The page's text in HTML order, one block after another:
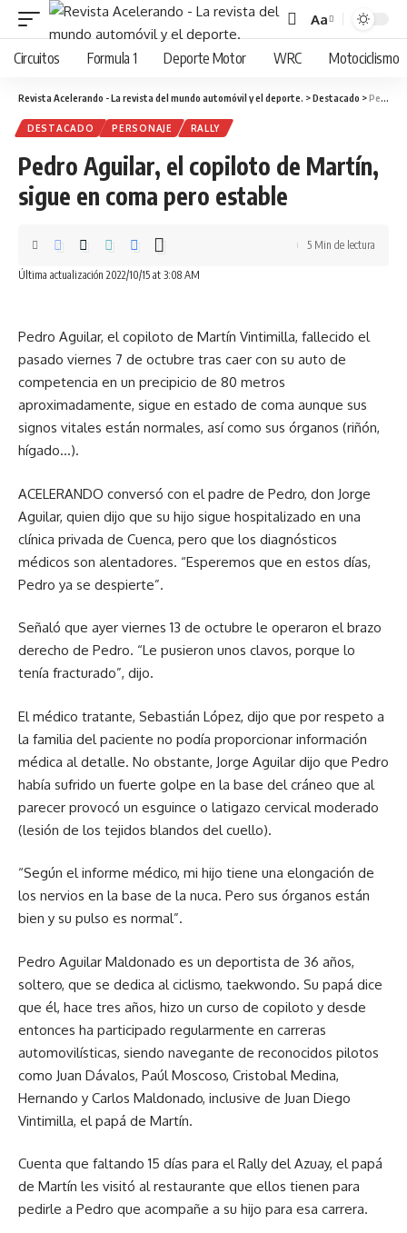
Cambiar
tamaño
fuente
Aa
Circuitos Formula 1 Deporte Motor WRC Motociclismo
Revista Acelerando - La revista del mundo automóvil y el deporte. >Destacado >Pedro Aguilar, el copiloto de Martín, sigue en coma pero estable
DESTACADO PERSONAJE RALLY
Pedro Aguilar, el copiloto de Martín,
sigue en coma pero estable
Última actualización 2022/10/15 at 3:08 AM
5 Min de lectura
Pedro Aguilar, el copiloto de Martín Vintimilla, fallecido el
pasado viernes 7 de octubre tras caer con su auto de
competencia en un precipicio de 80 metros
aproximadamente, sigue en estado de coma aunque sus
signos vitales están normales, así como sus órganos (riñón,
hígado…).
ACELERANDO conversó con el padre de Pedro, don Jorge
Aguilar, quien dijo que su hijo sigue hospitalizado en una
clínica privada de Cuenca, pero que los diagnósticos
médicos son alentadores. “Esperemos que en estos días,
Pedro ya se despierte”.
Señaló que ayer viernes 13 de octubre le operaron el brazo
derecho de Pedro. “Le pusieron unos clavos, porque lo
tenía fracturado”, dijo.
El médico tratante, Sebastián López, dijo que por respeto a
la familia del paciente no podía proporcionar información
médica al detalle. No obstante, Jorge Aguilar dijo que Pedro
había sufrido un fuerte golpe en la base del cráneo que al
parecer provocó un esguince o latigazo cervical moderado
(lesión de los tejidos blandos del cuello).
“Según el informe médico, mi hijo tiene una elongación de
los nervios en la base de la nuca. Pero sus órganos están
bien y su pulso es normal”.
Pedro Aguilar Maldonado es un deportista de 36 años,
soltero, que se dedica al ciclismo, taekwondo. Su papá dice
que él, hace tres años, hizo un curso de copiloto y desde
entonces ha participado regularmente en carreras
automovilísticas, siendo navegante de reconocidos pilotos
como Juan Dávalos, Paúl Moscoso, Cristobal Medina,
Hernando y Carlos Maldonado, inclusive de Juan Diego
Vintimilla, el papá de Martín.
Cuenta que faltando 15 días para el Rally del Azuay, el papá
de Martín les visitó al restaurante que ellos tienen para
pedirle a Pedro que acompañe a su hijo para esa carrera.